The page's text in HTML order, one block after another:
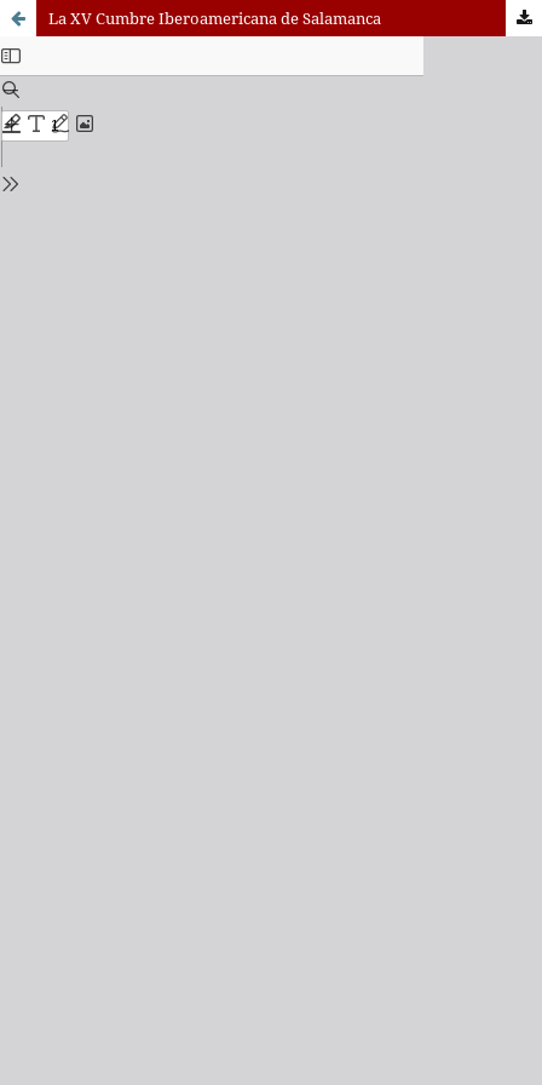
La XV Cumbre Iberoamericana de Salamanca